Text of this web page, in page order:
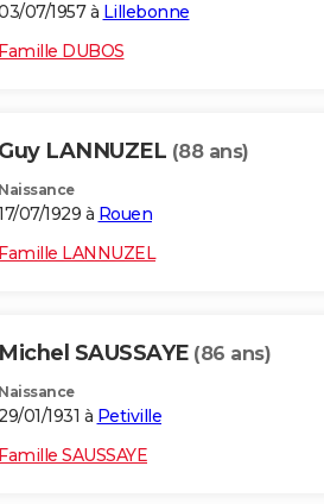
07/1957 à Lillebonne
Famille DUBOS
Guy LANNUZEL (88 ans)
Naissance
07/1929 à Rouen
Famille LANNUZEL
Michel SAUSSAYE (86 ans)
Naissance
29/01/1931 à Petiville
Famille SAUSSAYE